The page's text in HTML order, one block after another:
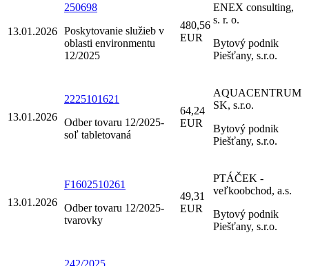
13.01.2026
250698
Poskytovanie služieb v
oblasti environmentu
12/2025
480,56
EUR
ENEX consulting,
s. r. o.
Bytový podnik
Piešťany, s.r.o.
13.01.2026
2225101621
Odber tovaru 12/2025-
soľ tabletovaná
64,24
EUR
AQUACENTRUM
SK, s.r.o.
Bytový podnik
Piešťany, s.r.o.
13.01.2026
F1602510261
Odber tovaru 12/2025-
tvarovky
49,31
EUR
PTÁČEK -
veľkoobchod, a.s.
Bytový podnik
Piešťany, s.r.o.
242/2025